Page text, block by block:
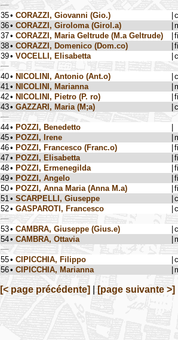
35• CORAZZI, Giovanni (Gio.)
36• CORAZZI, Giroloma (Girol.a)
37• CORAZZI, Maria Geltrude (M.a Geltrude)
38• CORAZZI, Domenico (Dom.co)
39• VOCELLI, Elisabetta
40• NICOLINI, Antonio (Ant.o)
41 • NICOLINI, Marianna
42• NICOLINI, Pietro (P. ro)
43• GAZZARI, Maria (M;a)
44• POZZI, Benedetto
45• POZZI, Irene
46• POZZI, Francesco (Franc.o)
47• POZZI, Elisabetta
48• POZZI, Ermenegilda
49• POZZI, Angelo
50• POZZI, Anna Maria (Anna M.a)
51 • SCARPELLI, Giuseppe
52• GASPAROTI, Francesco
53• CAMBRA, Giuseppe (Gius.e)
54• CAMBRA, Ottavia
55• CIPICCHIA, Filippo
56• CIPICCHIA, Marianna
[< page précédente] [page suivante >]